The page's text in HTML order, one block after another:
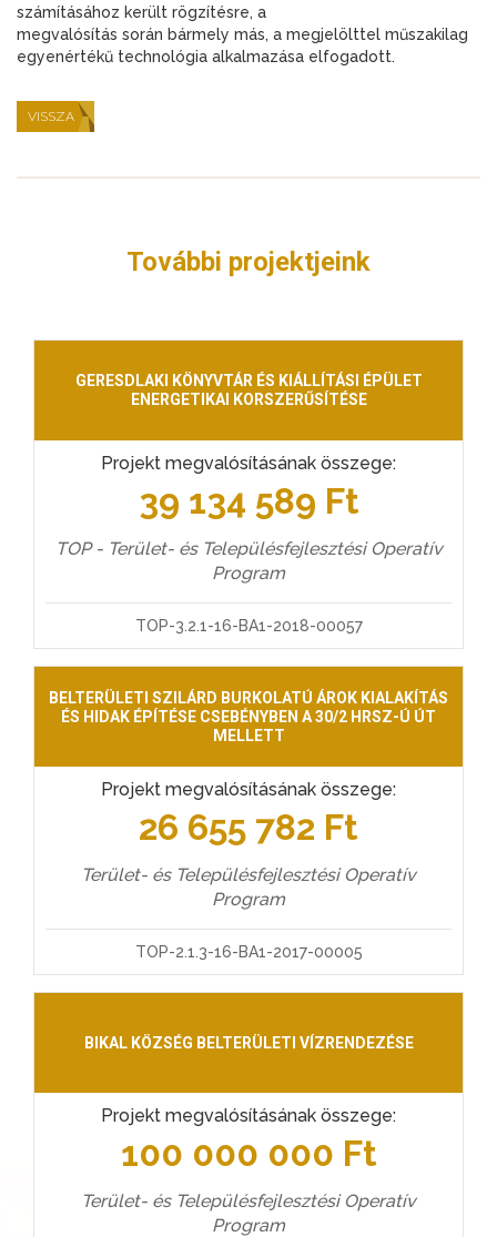
számításához került rögzítésre, a
megvalósítás során bármely más, a megjelölttel műszakilag
egyenértékű technológia alkalmazása elfogadott.
VISSZA
További projektjeink
GERESDLAKI KÖNYVTÁR ÉS KIÁLLÍTÁSI ÉPÜLET
ENERGETIKAI KORSZERŰSÍTÉSE
Projekt megvalósításának összege:
39 134 589 Ft
TOP - Terület- és Településfejlesztési Operatív
Program
TOP-3.2.1-16-BA1-2018-00057
BELTERÜLETI SZILÁRD BURKOLATÚ ÁROK KIALAKÍTÁS
ÉS HIDAK ÉPÍTÉSE CSEBÉNYBEN A 30/2 HRSZ-Ú ÚT
MELLETT
Projekt megvalósításának összege:
26 655 782 Ft
Terület- és Településfejlesztési Operatív
Program
TOP-2.1.3-16-BA1-2017-00005
BIKAL KÖZSÉG BELTERÜLETI VÍZRENDEZÉSE
Projekt megvalósításának összege:
100 000 000 Ft
Terület- és Településfejlesztési Operatív
Program